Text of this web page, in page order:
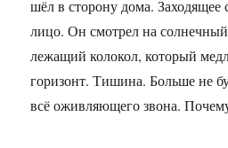
шёл в сторону дома. Заходящее
лицо. Он смотрел на
лежащий колокол, который
горизонт. Тишина. Больше не
всё оживляющего звона.